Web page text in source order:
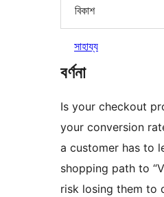
বিকাশ
সাহায্য
বৰ্ণনা
Is your checkout
your conversion
a customer has to
shopping path to
risk losing them to